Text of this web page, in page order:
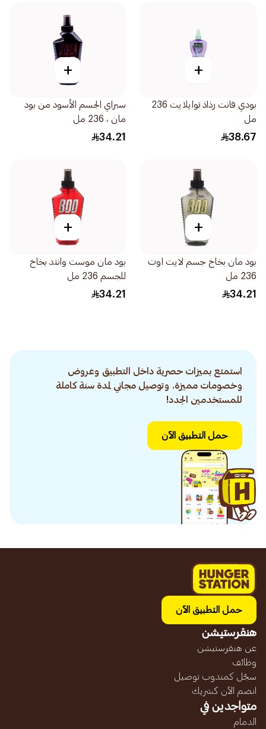
+
بودي فانت رذاذ توايلايت 236
مل
38.67
+
سبراي الجسم الأسود من بود
مان ، 236 مل
34.21
+
بود مان بخاخ جسم لايت اوت
236 مل
34.21
+
بود مان موست وانتد بخاخ
للجسم 236 مل
34.21
استمتع بميزات حصرية داخل التطبيق وعروض
وخصومات مميزة. وتوصيل مجاني لمدة سنة كاملة
للمستخدمين الجدد!
حمل التطبيق الآن
حمل التطبيق الآن
هنقرستيشن
عن هنقرستيشن
وظائف
سجّل كمندوب توصيل
انضم الآن كشريك
متواجدين في
الدمام